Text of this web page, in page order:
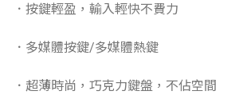
．按鍵輕盈，輸入輕快不費力
．多媒體按鍵/多媒體熱鍵
．超薄時尚，巧克力鍵盤，不佔空間